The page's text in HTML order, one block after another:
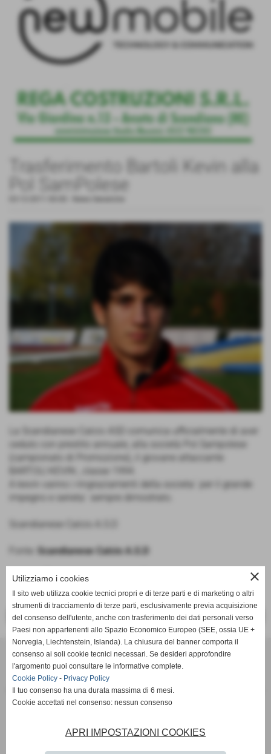
Trasferimento Bartoli Kevin alla
Pol SamPolese
La Scandianese Calcio ASD comunica ufficialmente di aver
ceduto con prestito annuale, alla società Pol.Sampolese
(campionato di Promozione), il giovane attaccante
BARTOLI KEVIN , classe 1994.
A kevin vanno i ringraziamenti della societa´ per il grande
impegno e serieta´ sempre dimostrato.
Scandianese Calcio A.S.D
Scandianese Calcio A.S.D
<< PRECEDENTE SUCCESSIVO >>
SCANDIANESE CALCIO - ASSOCIAZIONE SPORTIVA DILETTANTISTICA
v. Dell´Eco 10 int. 1 Chiozza - 42019 Scandiano (Reggio Emilia)
P.I. Partita IVA 02444480350 C.F Codice Fiscale 91152640354
Via Dell´Eco n.° 10 - Chiozza -42019 - SCANDIANO - REGGIO EMILIA - 42019 - SCANDIANO (REGGIO EMILIA)
Tel. 0522 855072 Fax 0522 765574
Tutte le foto presenti nel sito e le Foto Gallery sono esclusiva proprieta´ della societa´ " Scandianese
close
Utilizziamo i cookies
Il sito web utilizza cookie tecnici propri e di terze parti e di marketing o altri
strumenti di tracciamento di terze parti, esclusivamente previa acquisizione
del consenso dell'utente, anche con trasferimento dei dati personali verso
Paesi non appartenenti allo Spazio Economico Europeo (SEE, ossia UE +
Norvegia, Liechtenstein, Islanda). La chiusura del banner comporta il
consenso ai soli cookie tecnici necessari. Se desideri approfondire
l'argomento puoi consultare le informative complete.
Cookie Policy - Privacy Policy
Il tuo consenso ha una durata massima di 6 mesi.
Cookie accettati nel consenso: nessun consenso
APRI IMPOSTAZIONI COOKIES